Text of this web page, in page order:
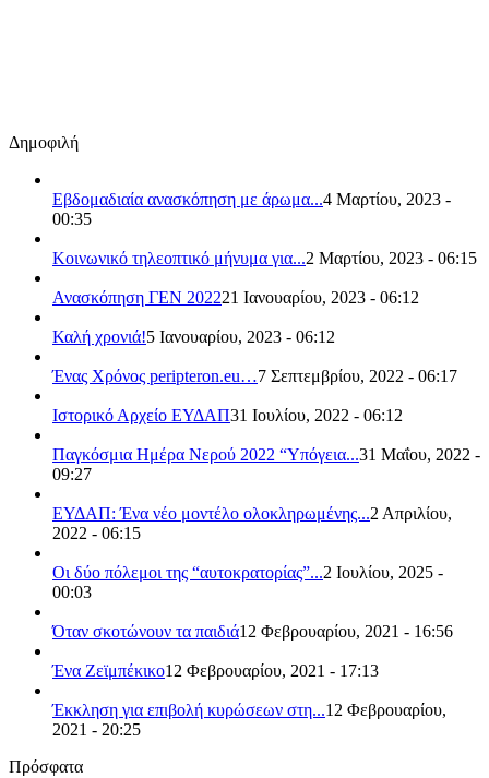
Δημοφιλή
Εβδομαδιαία ανασκόπηση με άρωμα...4 Μαρτίου, 2023 -
00:35
Κοινωνικό τηλεοπτικό μήνυμα για...2 Μαρτίου, 2023 - 06:15
Ανασκόπηση ΓΕΝ 202221 Ιανουαρίου, 2023 - 06:12
Καλή χρονιά!5 Ιανουαρίου, 2023 - 06:12
Ένας Χρόνος peripteron.eu…7 Σεπτεμβρίου, 2022 - 06:17
Ιστορικό Αρχείο ΕΥΔΑΠ31 Ιουλίου, 2022 - 06:12
Παγκόσμια Ημέρα Νερού 2022 “Υπόγεια...31 Μαΐου, 2022 -
09:27
ΕΥΔΑΠ: Ένα νέο μοντέλο ολοκληρωμένης...2 Απριλίου,
2022 - 06:15
Οι δύο πόλεμοι της “αυτοκρατορίας”...2 Ιουλίου, 2025 -
00:03
Όταν σκοτώνουν τα παιδιά12 Φεβρουαρίου, 2021 - 16:56
Ένα Ζεϊμπέκικο12 Φεβρουαρίου, 2021 - 17:13
Έκκληση για επιβολή κυρώσεων στη...12 Φεβρουαρίου,
2021 - 20:25
Πρόσφατα